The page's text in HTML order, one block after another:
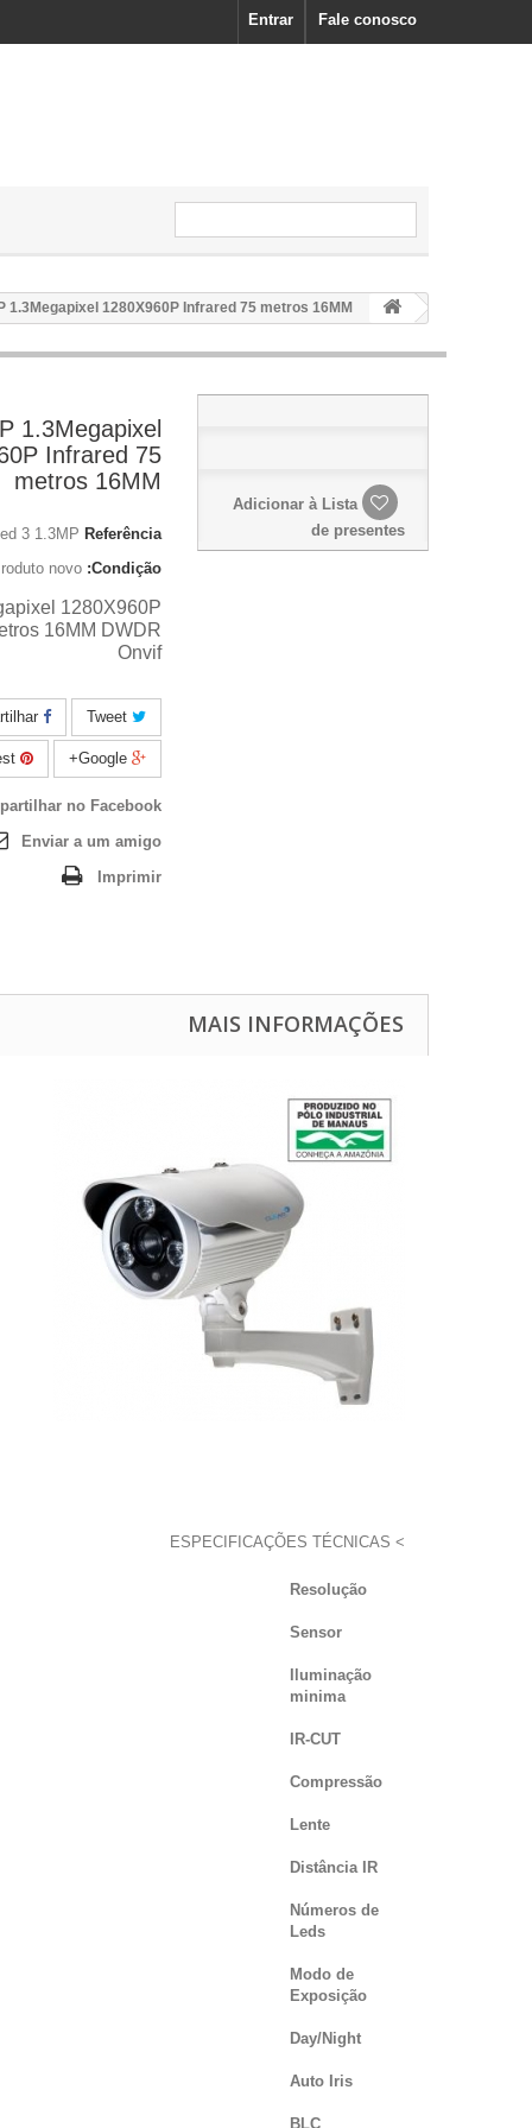
Fale conosco
Entrar
1.3Megapixel
Infrared 75
metros 16MM
Referência
3 1.3MP
Condição:
novo
1280X960P
16MM DWDR
Onvif
Tweet
Compartilhar
Google+
Pinterest
no Facebook
Enviar a um amigo
Imprimir
Adicionar à Lista
de presentes
MAIS INFORMAÇÕES
>
Resolução
Sensor
Iluminação
minima
IR-CUT
Compressão
Lente
Distância IR
Números de
Leds
Modo de
Exposição
Day/Night
Auto Iris
BLC